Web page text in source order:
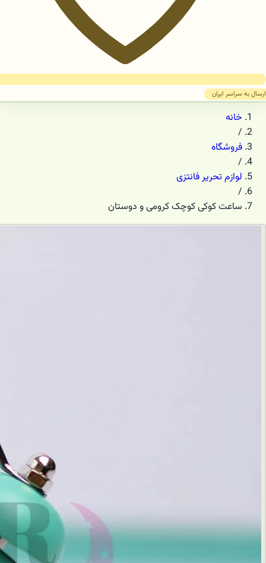
ارسال به سراسر ایران
خانه
/
فروشگاه
/
لوازم تحریر فانتزی
/
ساعت کوکی کوچک کرومی و دوستان